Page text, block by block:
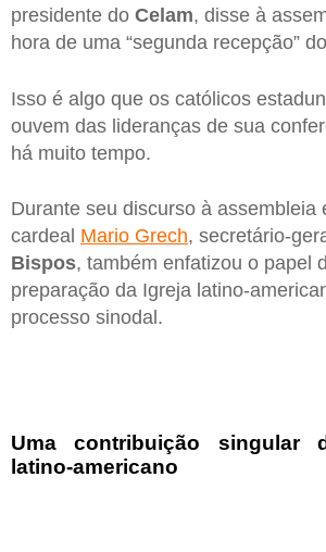
presidente do Celam, disse à
hora de uma “segunda recepção” do
Isso é algo que os católicos
ouvem das lideranças de sua
há muito tempo.
Durante seu discurso à assembleia
cardeal Mario Grech, secretário-
Bispos, também enfatizou o papel
preparação da Igreja latino-
processo sinodal.
Uma contribuição singular
latino-americano